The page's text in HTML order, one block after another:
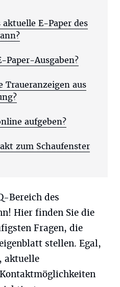
E-Paper des
Paper-Ausgaben?
Traueranzeigen aus
aufgeben?
zum Schaufenster
Bereich des
Hier finden Sie die
Fragen, die
stellen. Egal,
aktuelle